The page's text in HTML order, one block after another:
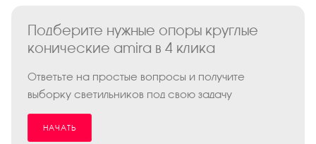
Подберите нужные опоры круглые
конические amira в 4 клика
Ответьте на простые вопросы и получите
выборку светильников под свою задачу
НАЧАТЬ